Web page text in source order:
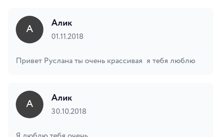
Привет Руслана ты очень крассивая я тебя люблю
А Алик
01.11.2018
А Алик
30.10.2018